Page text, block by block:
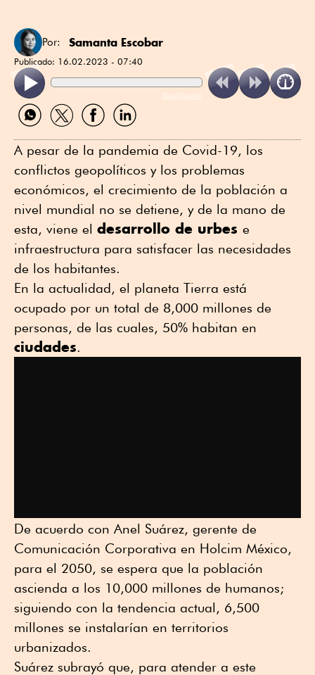
Por: Samanta Escobar
Publicado: 16.02.2023 - 07:40
ReadSpeaker
Compartir
por
Compartir
por
Compartir
por
Compartir
por
A pesar de la pandemia de Covid-19, los
conflictos geopolíticos y los problemas
económicos, el crecimiento de la población a
nivel mundial no se detiene, y de la mano de
esta, viene el desarrollo de urbes e
infraestructura para satisfacer las necesidades
de los habitantes.
En la actualidad, el planeta Tierra está
ocupado por un total de 8,000 millones de
personas, de las cuales, 50% habitan en
ciudades.
De acuerdo con Anel Suárez, gerente de
Comunicación Corporativa en Holcim México,
para el 2050, se espera que la población
ascienda a los 10,000 millones de humanos;
siguiendo con la tendencia actual, 6,500
millones se instalarían en territorios
urbanizados.
Suárez subrayó que, para atender a este